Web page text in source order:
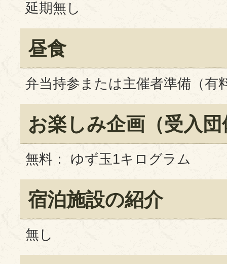
延期無し
昼食
弁当持参または主催者準備（有
お楽しみ企画（受入
無料： ゆず玉1キログラム
宿泊施設の紹介
無し